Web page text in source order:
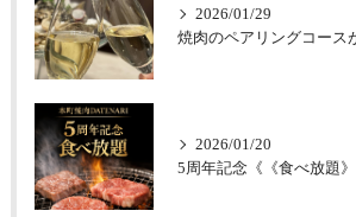
2026/01/29
焼肉のペアリングコース
2026/01/20
5周年記念《《食べ放題》